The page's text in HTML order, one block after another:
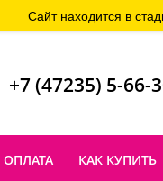
+7 (47235) 5-66-
ОПЛАТА КАК КУПИТЬ
Сайт находится в